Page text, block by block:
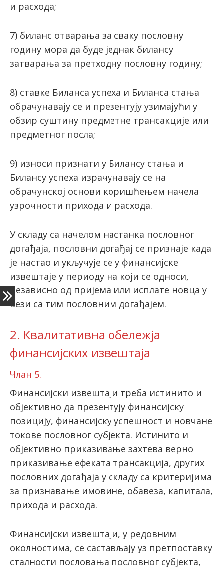
и расхода;
7) биланс отварања за сваку пословну
годину мора да буде једнак билансу
затварања за претходну пословну годину;
8) ставке Биланса успеха и Биланса стања
обрачунавају се и презентују узимајући у
обзир суштину предметне трансакције или
предметног посла;
9) износи признати у Билансу стања и
Билансу успеха израчунавају се на
обрачунској основи коришћењем начела
узрочности прихода и расхода.
У складу са начелом настанка пословног
догађаја, пословни догађај се признаје када
је настао и укључује се у финансијске
извештаје у периоду на који се односи,
независно од пријема или исплате новца у
вези са тим пословним догађајем.
2. Квалитативна обележја
финансијских извештаја
Члан 5.
Финансијски извештаји треба истинито и
објективно да презентују финансијску
позицију, финансијску успешност и новчане
токове пословног субјекта. Истинито и
објективно приказивање захтева верно
приказивање ефеката трансакција, других
пословних догађаја у складу са критеријима
за признавање имовине, обавеза, капитала,
прихода и расхода.
Финансијски извештаји, у редовним
околностима, се састављају уз претпоставку
сталности пословања пословног субјекта,